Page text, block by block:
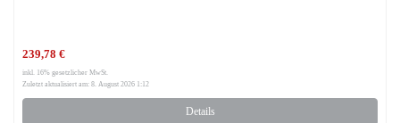
239,78 €
inkl. 16% gesetzlicher MwSt.
Zuletzt aktualisiert am: 8. August 2026 1:12
Details